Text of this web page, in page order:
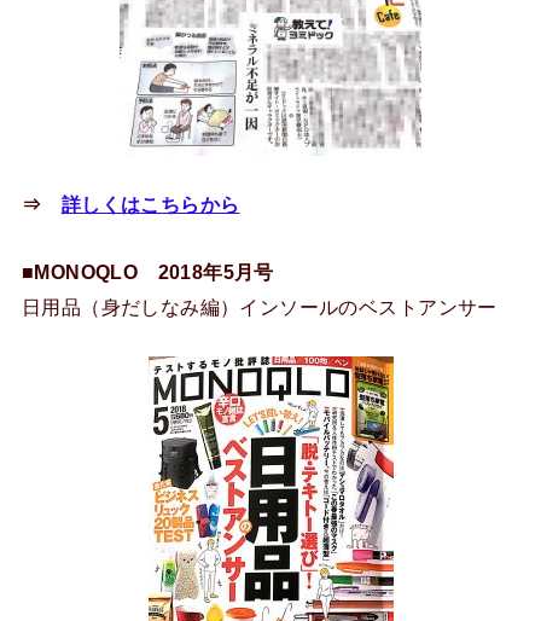
⇒ 詳しくはこちらから
■MONOQLO 2018年5月号
日用品（身だしなみ編）インソールのベストアンサー